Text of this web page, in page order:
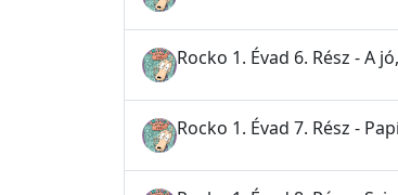
Rocko 1. Évad 6. Rész - A
Rocko 1. Évad 7. Rész -